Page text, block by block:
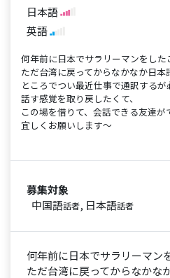
日本語
英語
何年前に日本でサラリーマンをした
ただ台湾に戻ってからなかなか日本
ところでつい最近仕事で通訳する
話す感覚を取り戻したくて、
この場を借りて、会話できる友達が
宜しくお願いします～
募集対象
中国語話者, 日本語話者
何年前に日本でサラリーマン
ただ台湾に戻ってからなかな